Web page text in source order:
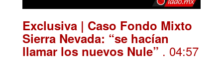
Exclusiva | Caso Fondo Mixto
Sierra Nevada: “se hacían
llamar los nuevos Nule” . 04:57